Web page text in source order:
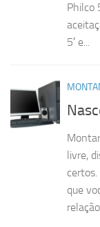
Philco
5′ e...
livre,
que